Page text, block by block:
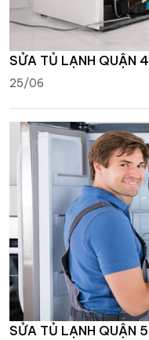
SỬA TỦ LẠNH QUẬN 4
25/06
SỬA TỦ LẠNH QUẬN 5